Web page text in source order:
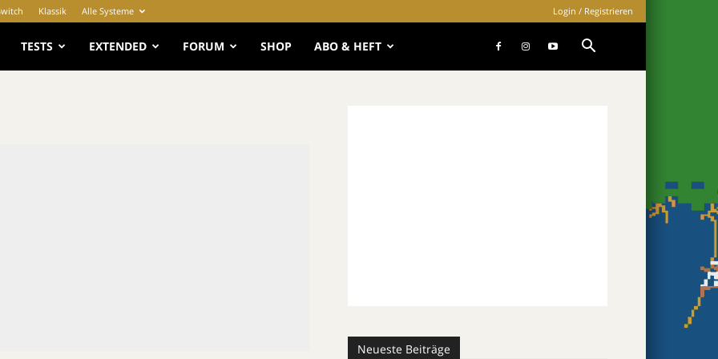
Klassik Alle Systeme Login / Registrieren
TESTS EXTENDED FORUM SHOP ABO & HEFT
Neueste Beiträge